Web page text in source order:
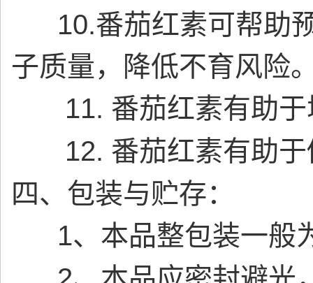
10.番茄红素可帮助预
子质量，降低不育风险
11. 番茄红素有助
12. 番茄红素有助
四、包装与贮存：
1、本品整包装一般